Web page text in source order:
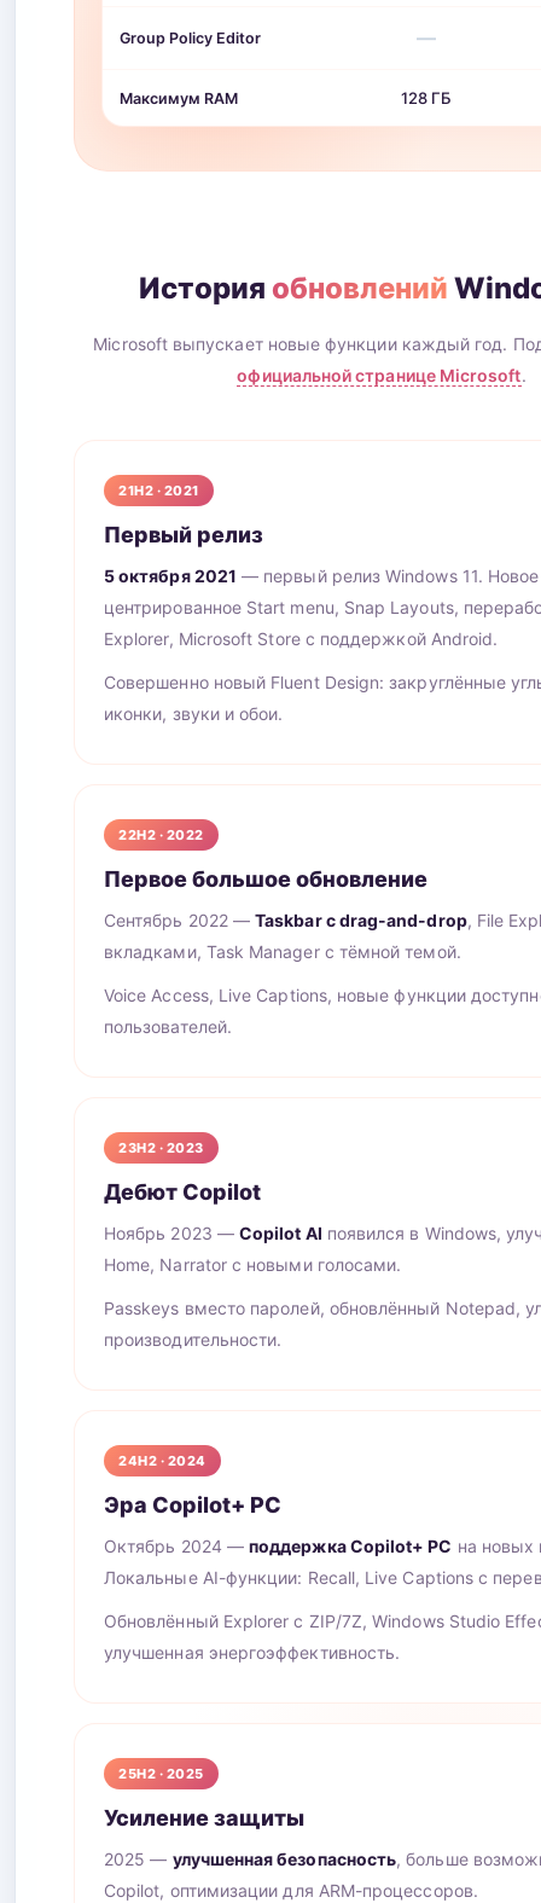
Group Policy Editor —
Максимум RAM 128 ГБ
История обновлений
Microsoft выпускает новые функции каждый год.
официальной странице Microsoft.
21H2 · 2021
Первый релиз
5 октября 2021 — первый релиз Windows 11. Новое
центрированное Start menu, Snap Layouts,
Explorer, Microsoft Store с поддержкой Android.
Совершенно новый Fluent Design: закруглённые
иконки, звуки и обои.
22H2 · 2022
Первое большое обновление
Сентябрь 2022 —Taskbar с drag-and-drop, File
вкладками, Task Manager с тёмной темой.
Voice Access, Live Captions, новые функции
пользователей.
23H2 · 2023
Дебют Copilot
Ноябрь 2023 — Copilot AI появился в Windows,
Home, Narrator с новыми голосами.
Passkeys вместо паролей, обновлённый Notepad,
производительности.
24H2 · 2024
Эра Copilot+ PC
Октябрь 2024 —поддержка Copilot+ PC на новых
Локальные AI-функции: Recall, Live Captions с
Обновлённый Explorer с ZIP/7Z, Windows Studio
улучшенная энергоэффективность.
25H2 · 2025
Усиление защиты
2025 — улучшенная безопасность, больше
Copilot, оптимизации для ARM-процессоров.